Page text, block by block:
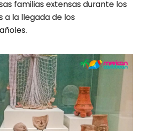
familias extensas durante los
a la llegada de los